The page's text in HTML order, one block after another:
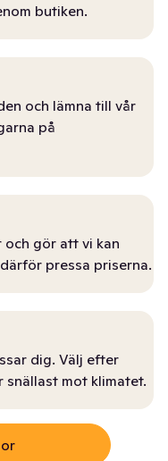
butiken.
och lämna till vår
på
och gör att vi kan
pressa priserna.
dig. Välj efter
mot klimatet.